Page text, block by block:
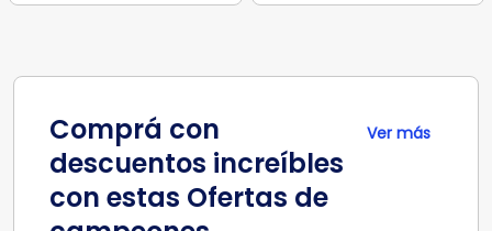
Ver más
Comprá con
descuentos increíbles
con estas Ofertas de